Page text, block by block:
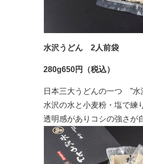
水沢うどん 2人前袋
280g650円（税込）
日本三大うどんの一つ ”
水沢の水と小麦粉・塩で練
透明感がありコシの強さが